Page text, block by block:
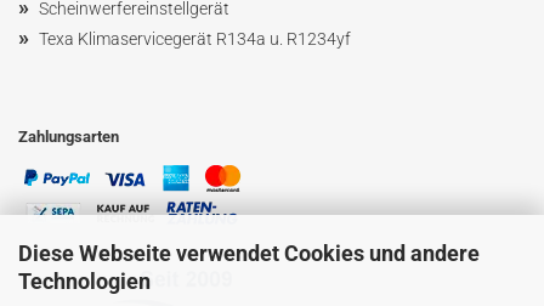
Diese Webseite verwendet Cookies und andere
Technologien
» Scheinwerfereinstellgerät
» Texa Klimaservicegerät R134a u. R1234yf
Zahlungsarten